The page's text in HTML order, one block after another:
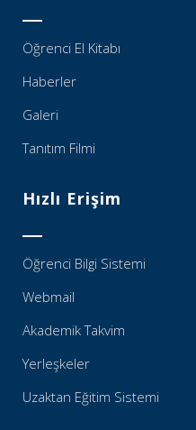
Öğrenci El Kitabı
Haberler
Galeri
Tanıtım Filmi
Hızlı Erişim
Öğrenci Bilgi Sistemi
Webmail
Akademik Takvim
Yerleşkeler
Uzaktan Eğitim Sistemi